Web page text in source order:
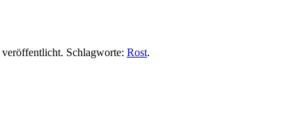
veröffentlicht. Schlagworte: Rost.